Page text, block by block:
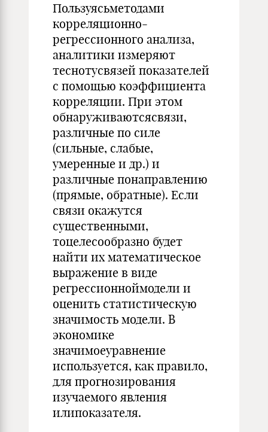
Пользуясьметодами
корреляционно-
регрессионного анализа,
аналитики измеряют
теснотусвязей показателей
с помощью коэффициента
корреляции. При этом
обнаруживаютсясвязи,
различные по силе
(сильные, слабые,
умеренные и др.) и
различные понаправлению
(прямые, обратные). Если
связи окажутся
существенными,
тоцелесообразно будет
найти их математическое
выражение в виде
регрессионноймодели и
оценить статистическую
значимость модели. В
экономике
значимоеуравнение
используется, как правило,
для прогнозирования
изучаемого явления
илипоказателя.